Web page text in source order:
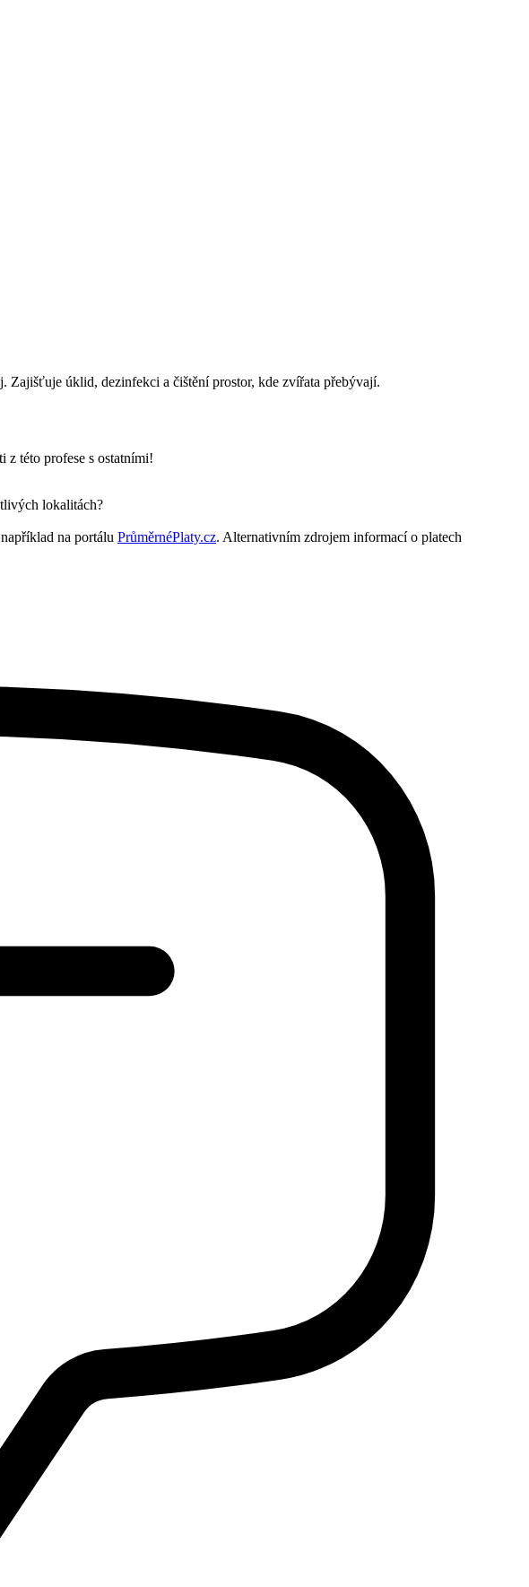
Zajišťuje úklid, dezinfekci a čištění prostor, kde zvířata přebývají.
z této profese s ostatními!
lokalitách?
na portálu PrůměrnéPlaty.cz. Alternativním zdrojem informací o platech